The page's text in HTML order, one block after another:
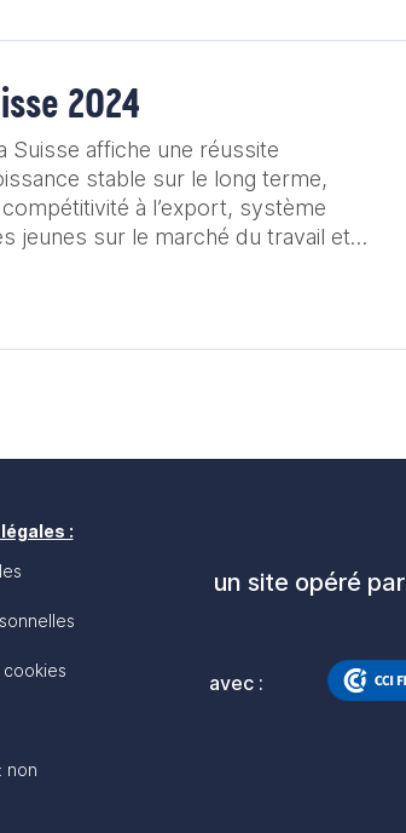
2024
Suisse affiche une réussite
stable sur le long terme,
à l’export, système
jeunes sur le marché du travail et
résiliente face à la crise du
:
non
un site opéré par
avec :